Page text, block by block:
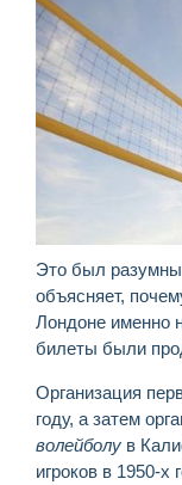
Это был
объясняет,
Лондоне именно
билеты были
Организация
году, а затем
волейболу в
игроков в 1950-х